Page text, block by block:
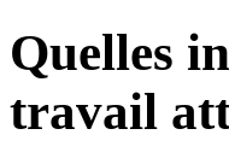
Quelles
travail